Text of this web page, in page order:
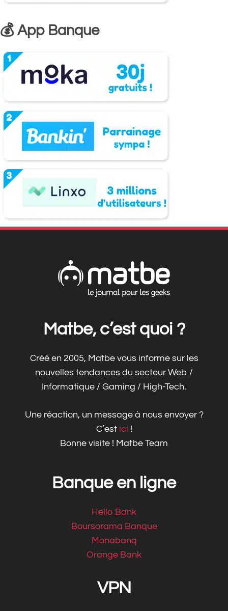
💰 App Banque
Matbe, c’est quoi ?
Créé en 2005, Matbe vous informe sur les
nouvelles tendances du secteur Web /
Informatique / Gaming / High-Tech.
Une réaction, un message à nous envoyer ?
C’est ici !
Bonne visite ! Matbe Team
Banque en ligne
Hello Bank
Boursorama Banque
Monabanq
Orange Bank
VPN